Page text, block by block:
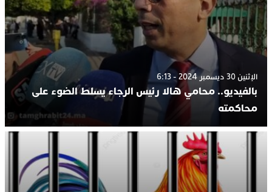
الإثنين 30 ديسمبر 2024 - 6:13
بالفيديو.. محامي هالا رئيس الرجاء يسلط الضوء على
محاكمته